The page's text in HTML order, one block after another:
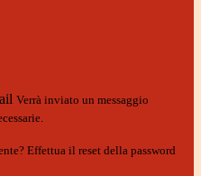
Verrà inviato un messaggio
Effettua il reset della password